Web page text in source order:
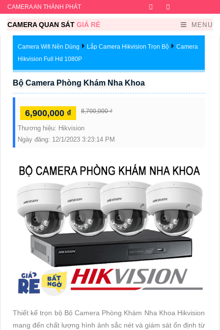
CAMERA AN THÀNH PHÁT Facebook
CAMERA QUAN SÁT GIÁ RẺ MENU
Camera Wifi Nên Dùng Lắp Camera Hikvision Trọn Bộ
Camera
Hikvision Full Hd 1080P
Bộ Camera Phòng Khám Nha Khoa
6,900,000 ₫ 8,700,000 ₫
Thương hiệu: Hikvision
Ngày đăng: 12/1/2023 3:23:14 PM
Thiết kế trọn bộ Bộ Camera Phòng Khám Nha Khoa Hikvision
mang đến chất lượng hình ảnh sắc nét và giám sát ổn định từ